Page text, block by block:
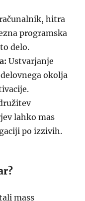
hitra
programska
delo.
Ustvarjanje
okolja
lahko mas
po izzivih.
mass